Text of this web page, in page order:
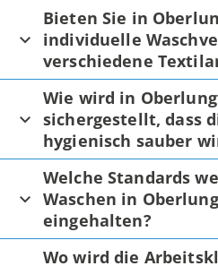
Bieten Sie in
individuelle
verschiedene
Wie wird in
sichergestellt, dass
hygienisch sauber
Welche Standards
Waschen in
eingehalten?
Wo wird die